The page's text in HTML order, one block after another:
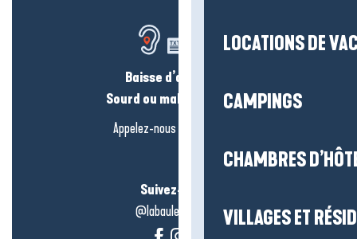
LOCATIONS DE
CAMPINGS
CHAMBRES
VILLAGES ET
Baisse d’audition ?
Sourd ou malentendant ?
Appelez-nous en
Suivez-nous !
@labauleguérande